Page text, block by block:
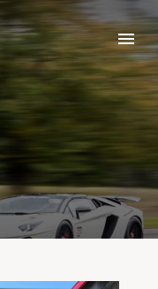
menu